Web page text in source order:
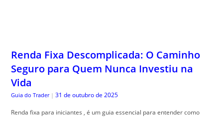
Renda Fixa Descomplicada: O Caminho
Seguro para Quem Nunca Investiu na
Vida
Guia do Trader | 31 de outubro de 2025
Renda fixa para iniciantes , é um guia essencial para entender como